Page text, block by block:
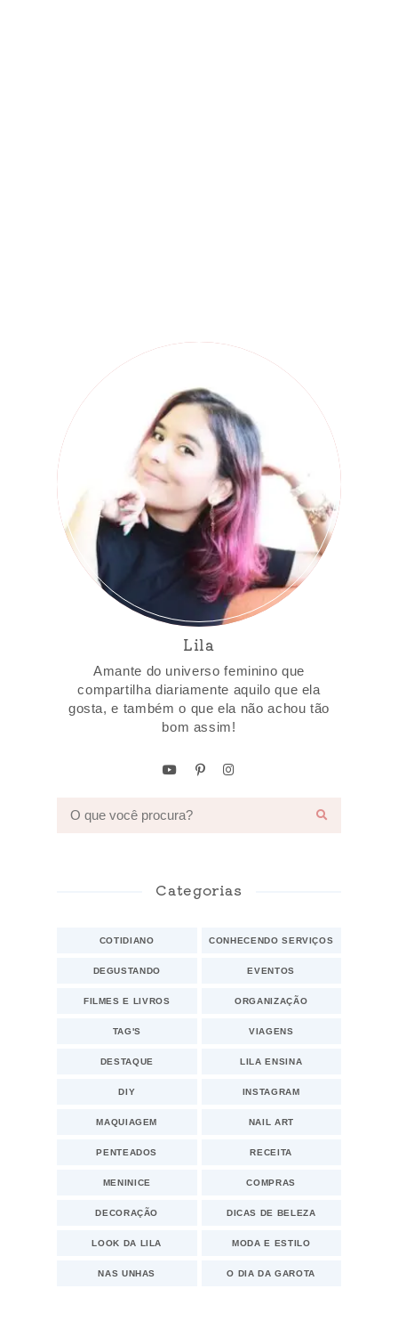
Lila
Amante do universo feminino que
compartilha diariamente aquilo que ela
gosta, e também o que ela não achou tão
bom assim!
Categorias
COTIDIANO CONHECENDO SERVIÇOS
DEGUSTANDO EVENTOS
FILMES E LIVROS ORGANIZAÇÃO
TAG'S VIAGENS
DESTAQUE LILA ENSINA
DIY INSTAGRAM
MAQUIAGEM NAIL ART
PENTEADOS RECEITA
MENINICE COMPRAS
DECORAÇÃO DICAS DE BELEZA
LOOK DA LILA MODA E ESTILO
NAS UNHAS O DIA DA GAROTA